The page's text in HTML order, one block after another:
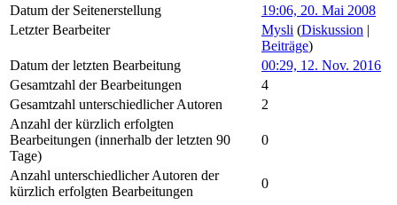
Datum der Seitenerstellung
19:06, 20. Mai 2008
Letzter Bearbeiter
Mysli (Diskussion |
Beiträge)
Datum der letzten Bearbeitung
00:29, 12. Nov. 2016
Gesamtzahl der Bearbeitungen
4
Gesamtzahl unterschiedlicher Autoren
2
Anzahl der kürzlich erfolgten
Bearbeitungen (innerhalb der letzten 90
Tage)
0
Anzahl unterschiedlicher Autoren der
kürzlich erfolgten Bearbeitungen
0